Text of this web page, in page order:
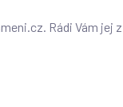
Rádi Vám jej